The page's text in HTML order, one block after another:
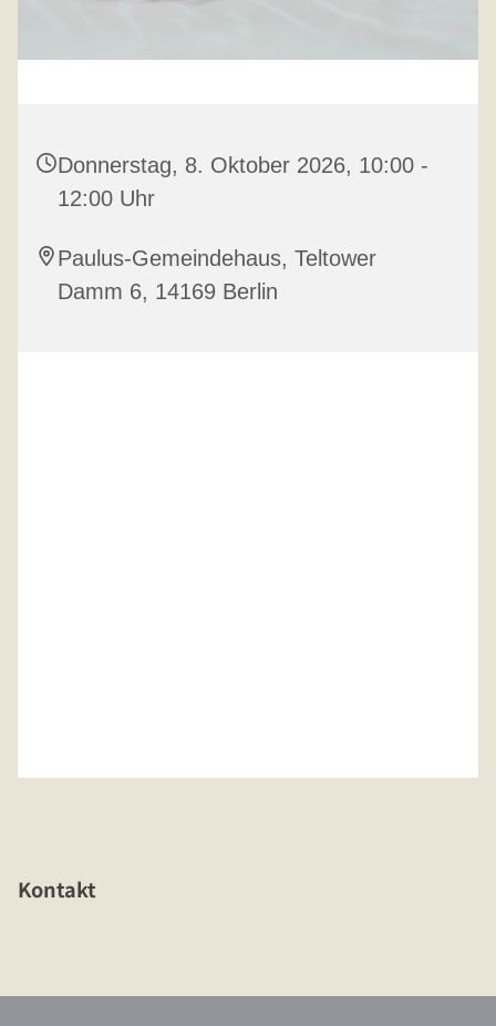
Donnerstag, 8. Oktober 2026, 10:00 -
12:00 Uhr
Paulus-Gemeindehaus, Teltower
Damm 6, 14169 Berlin
Kontakt